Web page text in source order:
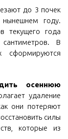
до 3 почек
году.
текущего года
В
осеннюю
удаление
они потеряют
силы
которые из